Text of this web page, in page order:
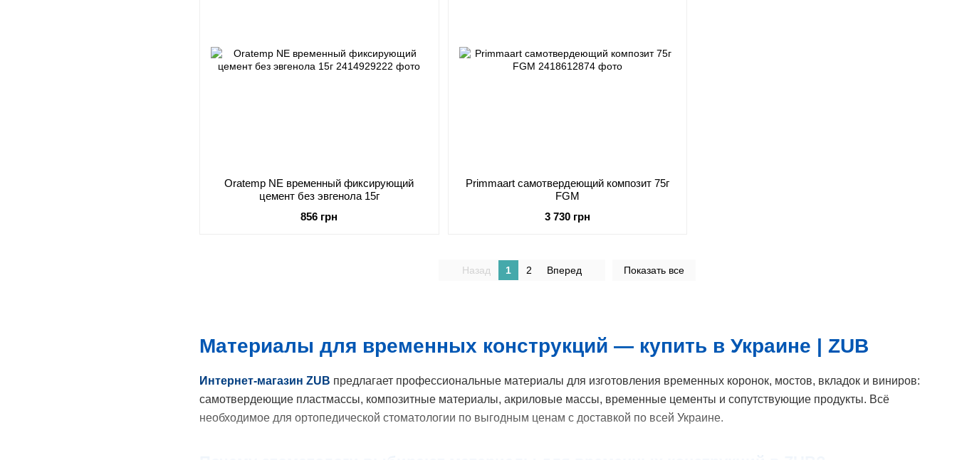
Материалы для временных конструкций — купить в Украине | ZUB
Интернет-магазин ZUB предлагает профессиональные материалы для изготовления временных коронок, мостов, вкладок и виниров:
самотвердеющие пластмассы, композитные материалы, акриловые массы, временные цементы и сопутствующие продукты. Всё
необходимое для ортопедической стоматологии по выгодным ценам с доставкой по всей Украине.
Oratemp NE временный фиксирующий
цемент без эвгенола 15г
856 грн
Primmaart самотвердеющий композит 75г
FGM
3 730 грн
Назад 1 2 Вперед Показать все